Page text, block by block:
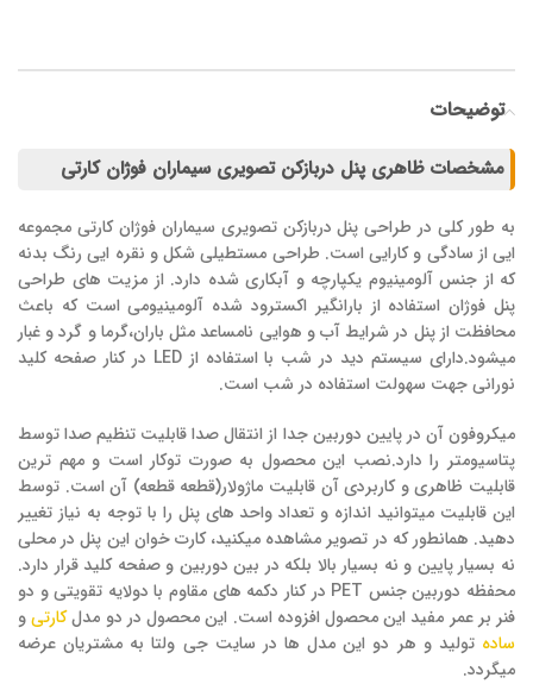
توضیحات
مشخصات ظاهری پنل دربازکن تصویری سیماران فوژان کارتی
به طور کلی در طراحی پنل دربازکن تصویری سیماران فوژان کارتی مجموعه
ایی از سادگی و کارایی است. طراحی مستطیلی شکل و نقره ایی رنگ بدنه
که از جنس آلومینیوم یکپارچه و آبکاری شده دارد. از مزیت های طراحی
پنل فوژان استفاده از بارانگیر اکسترود شده آلومینیومی است که باعث
محافظت از پنل در شرایط آب و هوایی نامساعد مثل باران،گرما و گرد و غبار
میشود.دارای سیستم دید در شب با استفاده از LED در کنار صفحه کلید
نورانی جهت سهولت استفاده در شب است.
میکروفون آن در پایین دوربین جدا از انتقال صدا قابلیت تنظیم صدا توسط
پتاسیومتر را دارد.نصب این محصول به صورت توکار است و مهم ترین
قابلیت‌ ظاهری و کاربردی آن قابلیت ماژولار(قطعه قطعه) آن است. توسط
این قابلیت میتوانید اندازه و تعداد واحد های پنل را با توجه به نیاز تغییر
دهید. همانطور که در تصویر مشاهده میکنید، کارت خوان این پنل در محلی
نه بسیار پایین و نه بسیار بالا بلکه در بین دوربین و صفحه کلید قرار دارد.
محفظه دوربین جنس PET در کنار دکمه های مقاوم با دولایه تقویتی و دو
فنر بر عمر مفید این محصول افزوده است. این محصول در دو مدلکارتیو
ساده تولید و هر دو این مدل ها در سایت جی ولتا به مشتریان عرضه
میگردد.